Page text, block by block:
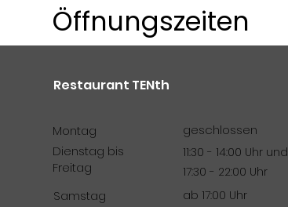
Öffnungszeiten
Restaurant TENth
Montag
geschlossen
Dienstag bis
Freitag
11:30 - 14:00 Uhr und
17:30 - 22:00 Uhr
Samstag
ab 17:00 Uhr